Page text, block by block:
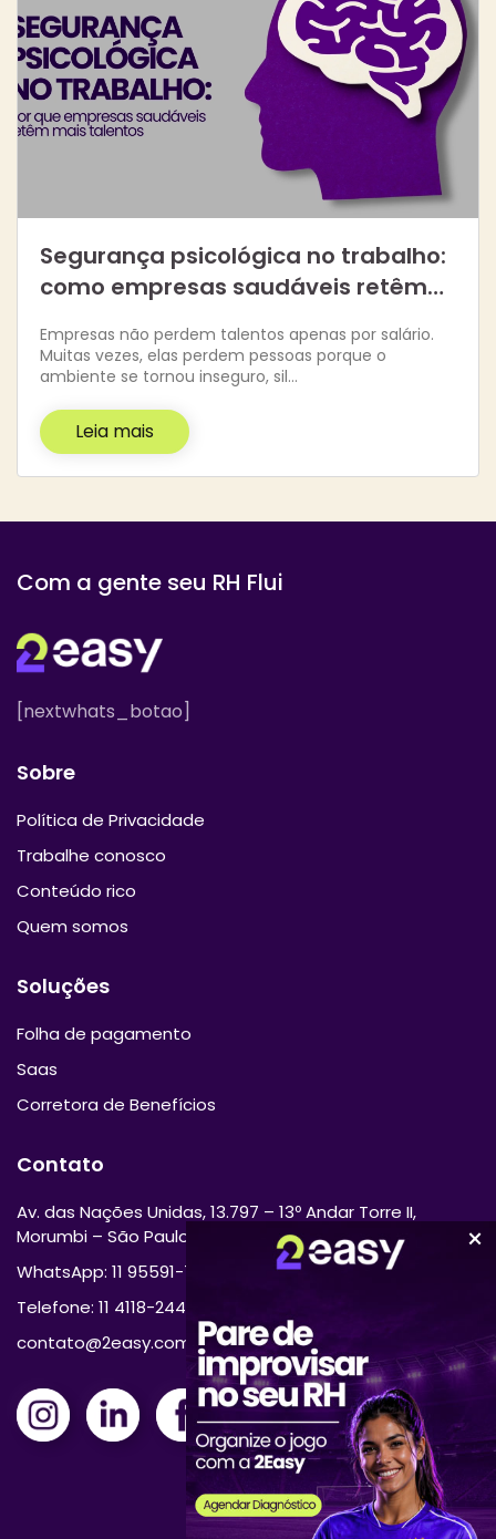
Segurança psicológica no trabalho:
como empresas saudáveis retêm…
Empresas não perdem talentos apenas por salário.
Muitas vezes, elas perdem pessoas porque o
ambiente se tornou inseguro, sil…
Leia mais
Com a gente seu RH Flui
[nextwhats_botao]
Sobre
Política de Privacidade
Trabalhe conosco
Conteúdo rico
Quem somos
Soluções
Folha de pagamento
Saas
Corretora de Benefícios
Contato
Av. das Nações Unidas, 13.797 – 13º Andar Torre II,
Morumbi – São Paulo/SP 04794-000
WhatsApp: 11 95591-7870
Telefone: 11 4118-2444
contato@2easy.com.br